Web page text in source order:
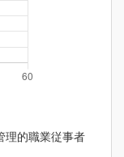
理的職業従事者